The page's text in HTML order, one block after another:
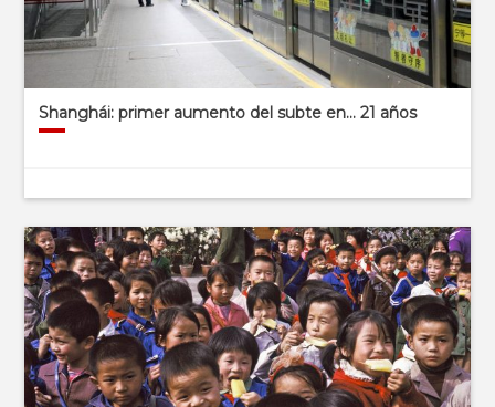
Shanghái: primer aumento del subte en… 21 años